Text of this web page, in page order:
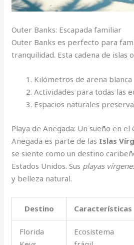
Outer Banks: Escapada familiar
Outer Banks es perfecto para
tranquilidad. Esta cadena de islas
Kilómetros de arena blanca
Actividades para todas las
Espacios naturales
Playa de Anegada: Un sueño en el
Anegada es parte de las Islas
se siente como un destino
Estados Unidos. Sus playas
y belleza natural.
Destino Características
Florida
Ecosistema